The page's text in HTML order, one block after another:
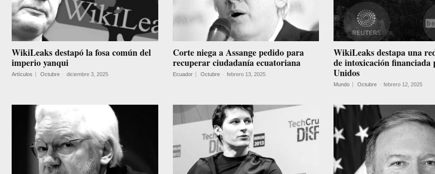
WikiLeaks destapó la fosa común del
imperio yanqui
Artículos Octubre - diciembre 3, 2025
Corte niega a Assange pedido para
recuperar ciudadanía ecuatoriana
Ecuador Octubre - febrero 13, 2025
WikiLeaks destapa una
de intoxicación financiada
Unidos
Mundo Octubre - febrero 12, 2025